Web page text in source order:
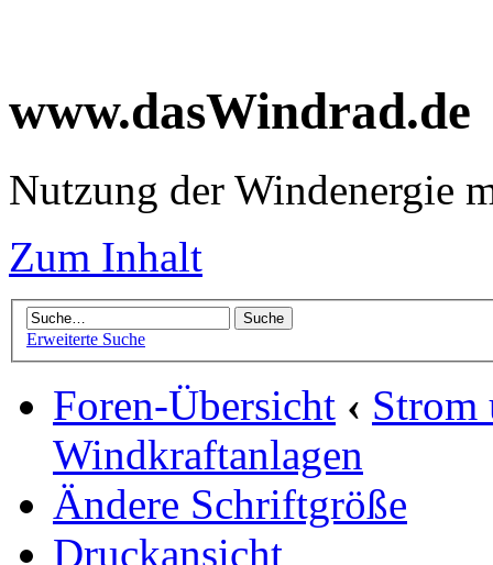
www.dasWindrad.de
Nutzung der Windenergie
Zum Inhalt
Erweiterte Suche
Foren-Übersicht ‹ Strom
Windkraftanlagen
Ändere Schriftgröße
Druckansicht